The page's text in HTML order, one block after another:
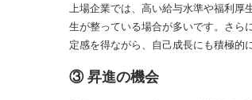
上場企業では、高い給与水準や福利厚
生が整っている場合が多いです。さら
定感を得ながら、自己成長にも積極的
③ 昇進の機会